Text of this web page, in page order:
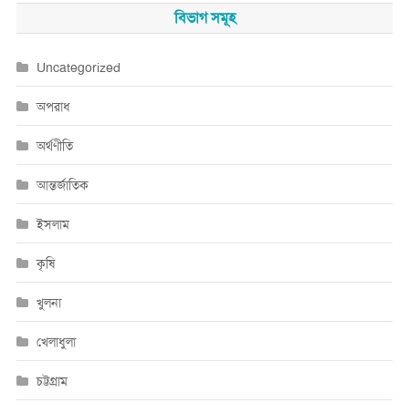
বিভাগ সমূহ
Uncategorized
অপরাধ
অর্থণীতি
আন্তর্জাতিক
ইসলাম
কৃষি
খুলনা
খেলাধুলা
চট্টগ্রাম